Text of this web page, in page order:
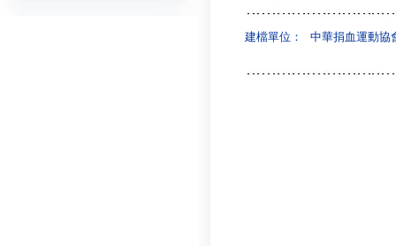
建檔單位： 中華捐血運動協